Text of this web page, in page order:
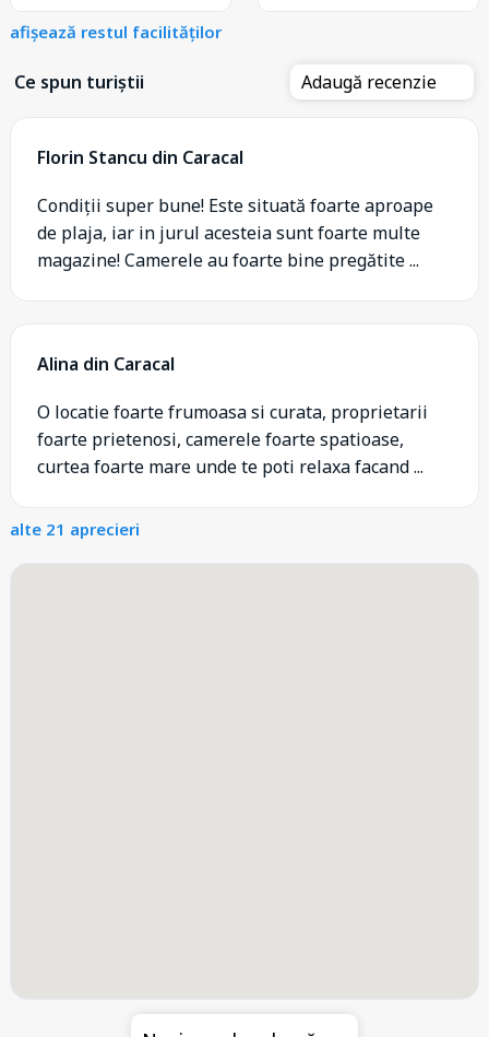
afișează restul facilităților
Ce spun turiștii Adaugă recenzie
Florin Stancu din Caracal
Condiții super bune! Este situată foarte aproape
de plaja, iar in jurul acesteia sunt foarte multe
magazine! Camerele au foarte bine pregătite ...
Alina din Caracal
O locatie foarte frumoasa si curata, proprietarii
foarte prietenosi, camerele foarte spatioase,
curtea foarte mare unde te poti relaxa facand ...
alte 21 aprecieri